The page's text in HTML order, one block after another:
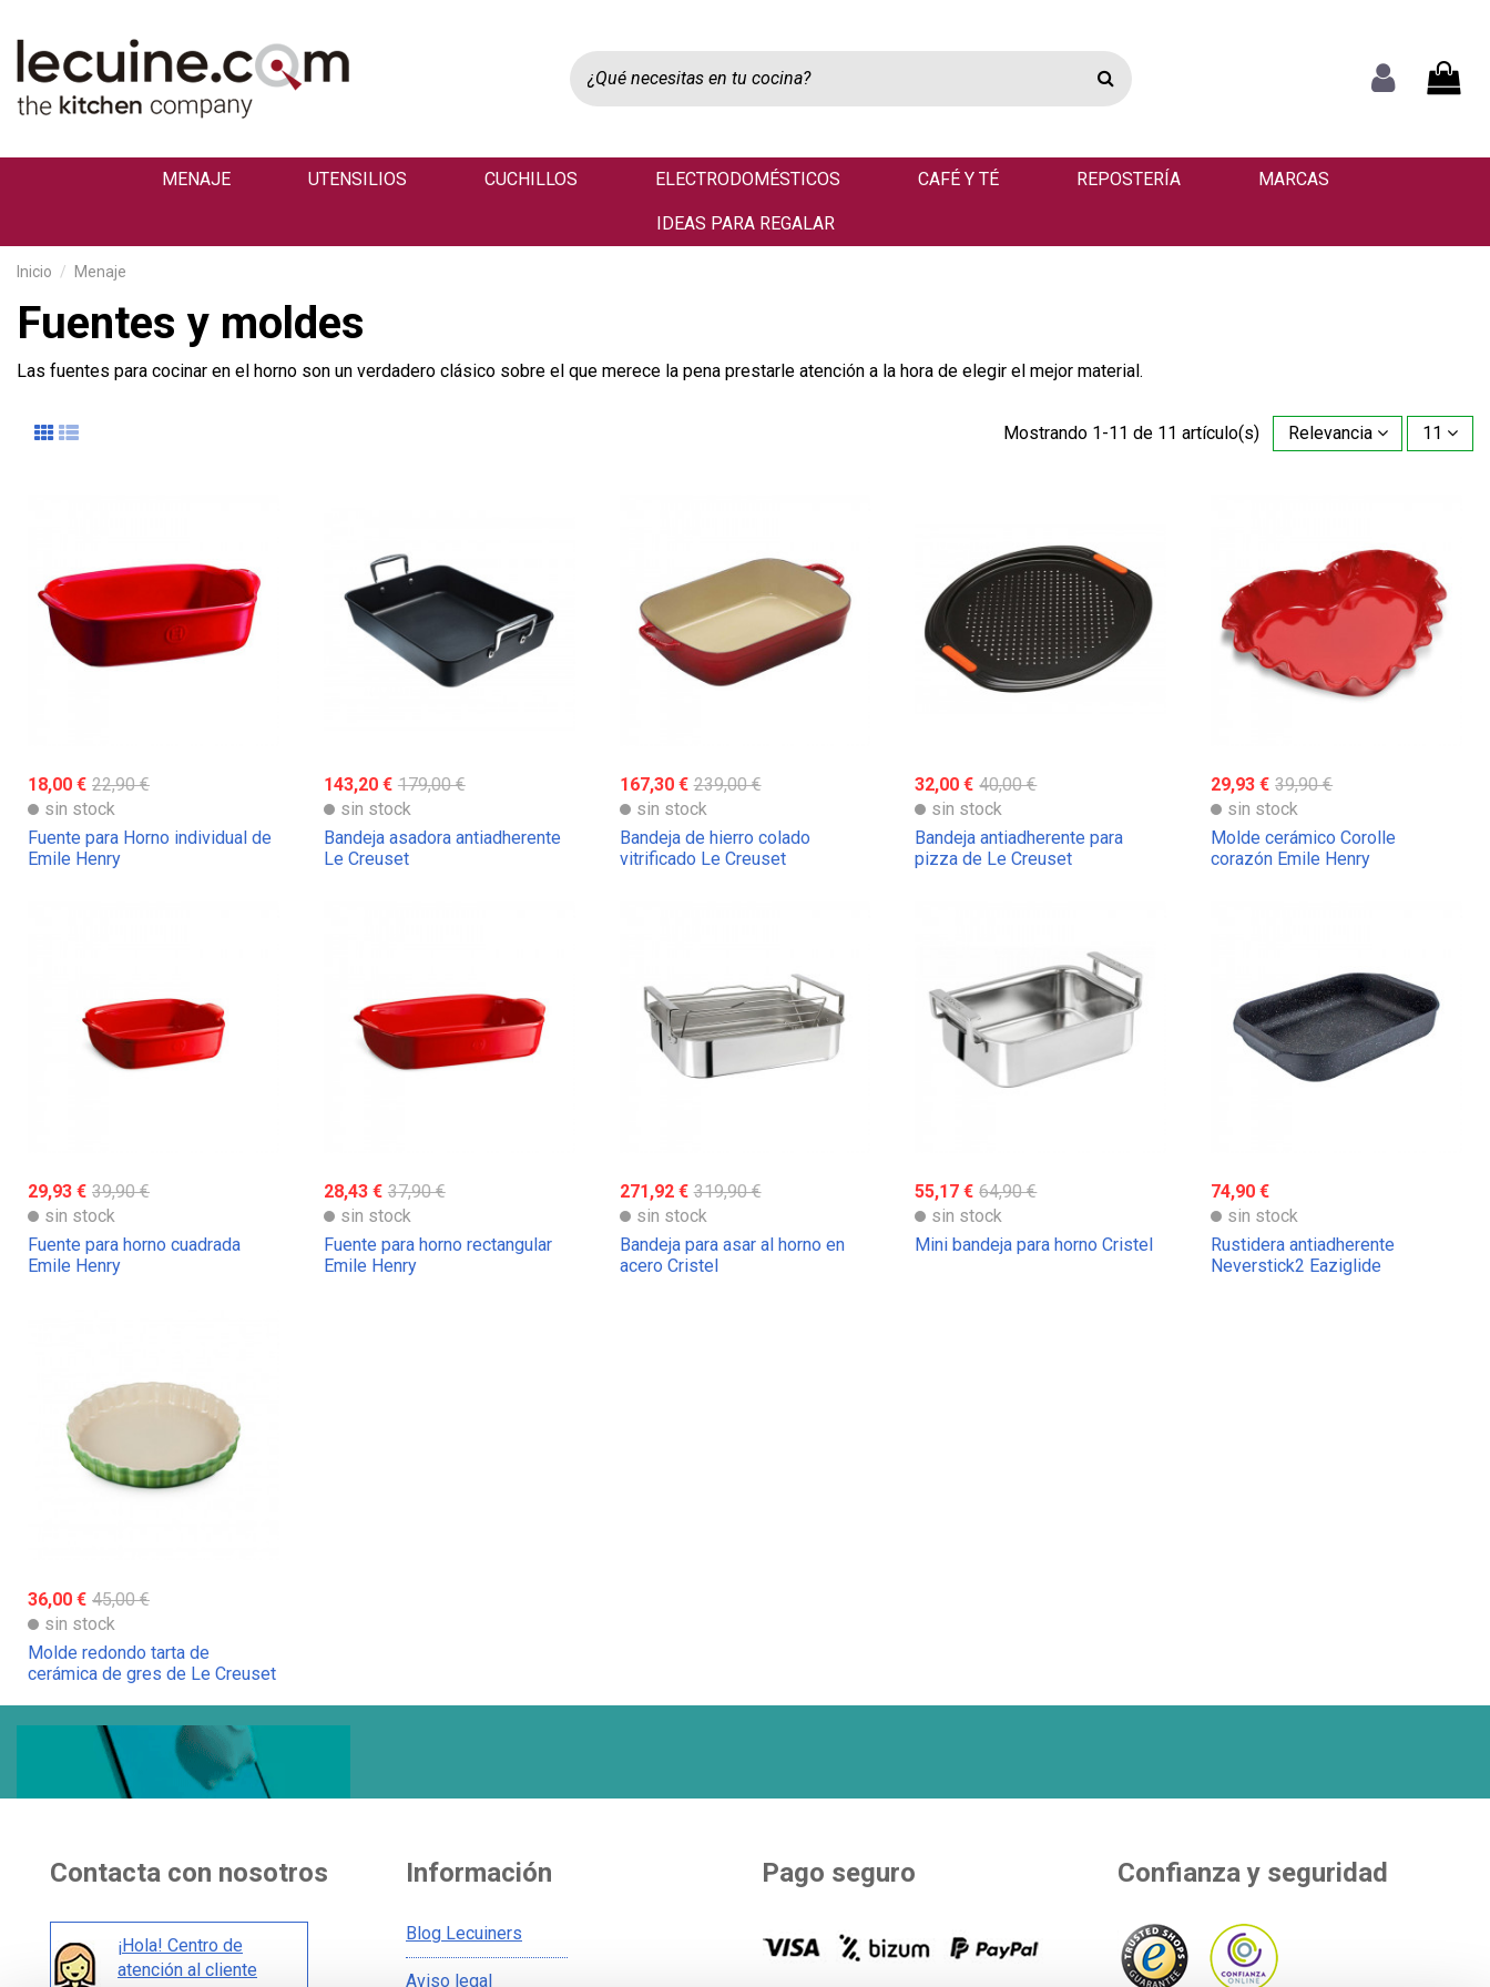
MENAJE UTENSILIOS CUCHILLOS ELECTRODOMÉSTICOS CAFÉ Y TÉ REPOSTERÍA MARCAS
IDEAS PARA REGALAR
Inicio Menaje
Fuentes y moldes
Las fuentes para cocinar en el horno son un verdadero clásico sobre el que merece la pena prestarle atención a la hora de elegir el mejor material.
Mostrando 1-11 de 11 artículo(s) Relevancia 11
18,00 € 22,90 €
sin stock
Fuente para Horno individual de
Emile Henry
143,20 € 179,00 €
sin stock
Bandeja asadora antiadherente
Le Creuset
167,30 € 239,00 €
sin stock
Bandeja de hierro colado
vitrificado Le Creuset
32,00 € 40,00 €
sin stock
Bandeja antiadherente para
pizza de Le Creuset
29,93 € 39,90 €
sin stock
Molde cerámico Corolle
corazón Emile Henry
29,93 € 39,90 €
sin stock
Fuente para horno cuadrada
Emile Henry
28,43 € 37,90 €
sin stock
Fuente para horno rectangular
Emile Henry
271,92 € 319,90 €
sin stock
Bandeja para asar al horno en
acero Cristel
55,17 € 64,90 €
sin stock
Mini bandeja para horno Cristel
74,90 €
sin stock
Rustidera antiadherente
Neverstick2 Eaziglide
36,00 € 45,00 €
sin stock
Molde redondo tarta de
cerámica de gres de Le Creuset
Contacta con nosotros
¡Hola! Centro de
atención al cliente
Información
Blog Lecuiners
Aviso legal
Pago seguro Confianza y seguridad